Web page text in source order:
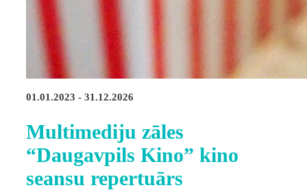
01.01.2023 - 31.12.2026
Multimediju zāles
“Daugavpils Kino” kino
seansu repertuārs